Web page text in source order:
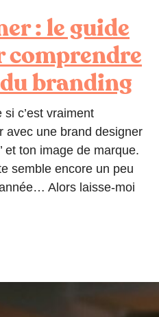
: le guide
comprendre
branding
c’est vraiment
avec une brand designer
et ton image de marque.
semble encore un peu
Alors laisse-moi